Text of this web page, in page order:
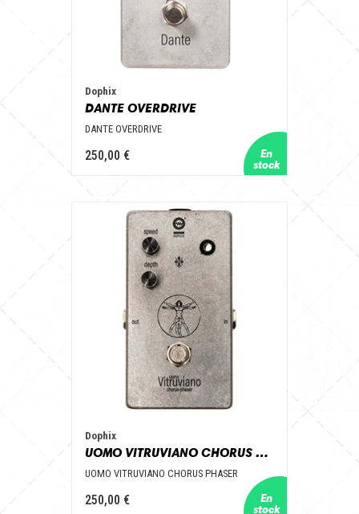
Dophix
DANTE OVERDRIVE
DANTE OVERDRIVE
250,00 €
Dophix
UOMO VITRUVIANO CHORUS PHASER
UOMO VITRUVIANO CHORUS PHASER
250,00 €